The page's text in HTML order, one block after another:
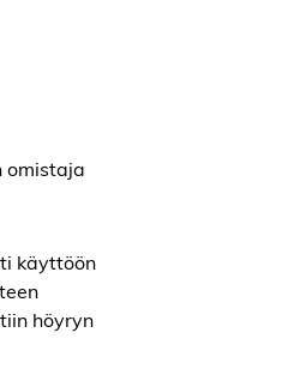
omistaja
käyttöön
höyryn